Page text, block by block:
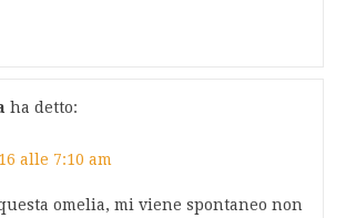
ha detto:
alle 7:10 am
omelia, mi viene spontaneo non